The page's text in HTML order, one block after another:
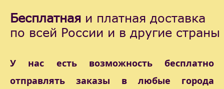
Бесплатная и платная доставка
по всей России и в другие страны
У нас есть возможность бесплатно
отправлять заказы в любые города